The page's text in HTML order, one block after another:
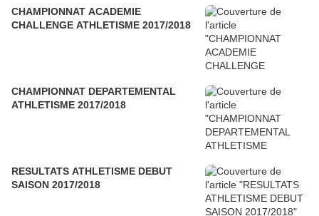
CHAMPIONNAT ACADEMIE
CHALLENGE ATHLETISME 2017/2018
CHAMPIONNAT DEPARTEMENTAL
ATHLETISME 2017/2018
RESULTATS ATHLETISME DEBUT
SAISON 2017/2018